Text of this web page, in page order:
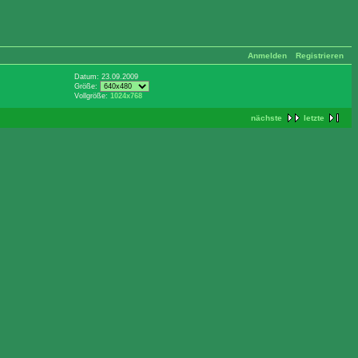
Anmelden Registrieren
Datum: 23.09.2009
Größe:
Vollgröße: 1024x768
nächste letzte